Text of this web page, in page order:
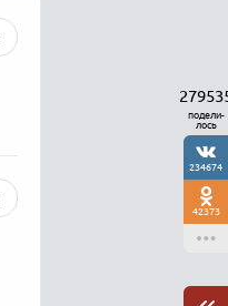
подели-
лось
234674
42373